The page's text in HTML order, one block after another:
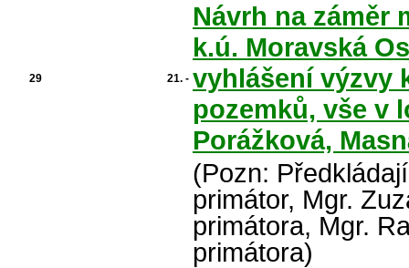
29 21. -
Návrh na záměr
k.ú. Moravská
vyhlášení výzvy
pozemků, vše v
Porážková,
(Pozn:
primátor, Mgr.
primátora, Mgr.
primátora)